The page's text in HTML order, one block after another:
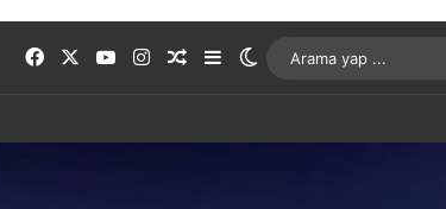
Facebook YouTubeInstagramRastgele Makale
Kenar Bölmesi
Dış görünümü değiştir